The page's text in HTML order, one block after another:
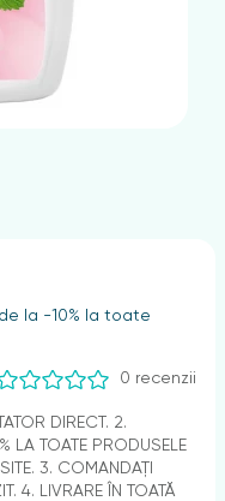
la -10% la toate
0 recenzii
DIRECT. 2.
LA TOATE PRODUSELE
3. COMANDAȚI
4. LIVRARE ÎN TOATĂ